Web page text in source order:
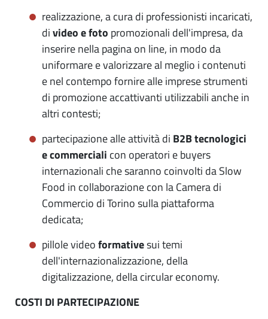
realizzazione, a cura di professionisti incaricati,
divideo e foto promozionali dell'impresa, da
inserire nella pagina on line, in modo da
uniformare e valorizzare al meglio i contenuti
e nel contempo fornire alle imprese strumenti
di promozione accattivanti utilizzabili anche in
altri contesti;
partecipazione alle attività di B2B tecnologici
e commerciali con operatori e buyers
internazionali che saranno coinvolti da Slow
Food in collaborazione con la Camera di
Commercio di Torino sulla piattaforma
dedicata;
pillole videoformativesui temi
dell'internazionalizzazione, della
digitalizzazione, della circular economy.
COSTI DI PARTECIPAZIONE